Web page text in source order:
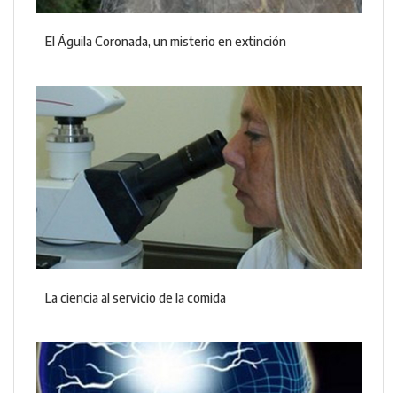
El Águila Coronada, un misterio en extinción
La ciencia al servicio de la comida